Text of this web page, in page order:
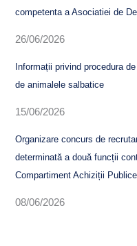
competenta a Asociatiei de
26/06/2026
Informații privind procedura
de animalele salbatice
15/06/2026
Organizare concurs de
determinată a două funcții
Compartiment Achiziții
08/06/2026